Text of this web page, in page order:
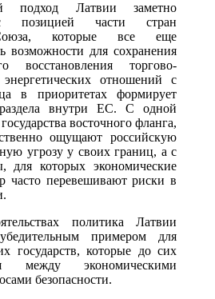
подход Латвии заметно
с позицией части стран
которые все еще
возможности для сохранения
восстановления торгово-
отношений с
в приоритетах формирует
внутри ЕС. С одной
восточного фланга,
ощущают российскую
угрозу у своих границ, а с
для которых экономические
часто перевешивают риски в
политика Латвии
примером для
государств, которые до сих
между экономическими
безопасности.